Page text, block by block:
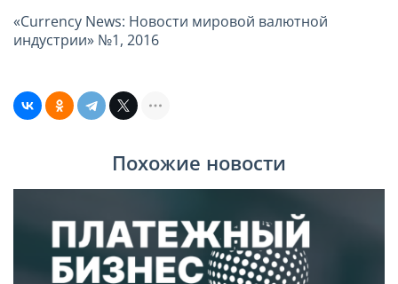
«Currency News: Новости мировой валютной
индустрии» №1, 2016
Похожие новости